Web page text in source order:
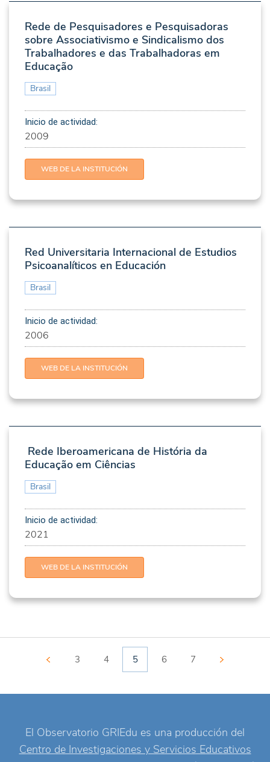
Rede de Pesquisadores e Pesquisadoras
sobre Associativismo e Sindicalismo dos
Trabalhadores e das Trabalhadoras em
Educação
Brasil
Inicio de actividad:
2009
WEB DE LA INSTITUCIÓN
Red Universitaria Internacional de Estudios
Psicoanalíticos en Educación
Brasil
Inicio de actividad:
2006
WEB DE LA INSTITUCIÓN
Rede Iberoamericana de História da
Educação em Ciências
Brasil
Inicio de actividad:
2021
WEB DE LA INSTITUCIÓN
3 4 5 6 7
El Observatorio GRIEdu es una producción del
Centro de Investigaciones y Servicios Educativos